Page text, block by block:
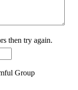
then try again.
Group